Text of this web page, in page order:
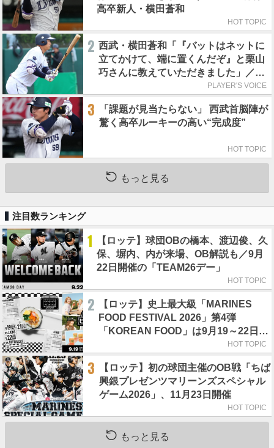
高卒新人・横田蒼和
HOT TOPIC
2 西武・横田蒼和「『バットはネットに
立てかけて、端に置くんだぞ』と栗山
巧さんに教えていただきました」／憧
PLAYER'S VOICE
3
「課題が見当たらない」 西武首脳陣が
驚く高卒ルーキーの高い“完成度”
HOT TOPIC
もっと見る
注目数ランキング
1
【ロッテ】球団OBの橋本、渡辺俊、久
保、塀内、内が来場、OB解説も／9月
22日開催の「TEAM26デー」
HOT TOPIC
2
【ロッテ】史上最大級「MARINES
FOOD FESTIVAL 2026」第4弾
「KOREAN FOOD」は9月19～22日／
HOT TOPIC
3
【ロッテ】初の球団主催のOB戦「ちば
興銀プレゼンツマリーンズスペシャル
ゲーム2026」、11月23日開催
HOT TOPIC
もっと見る